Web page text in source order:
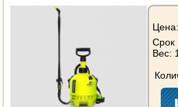
АВТОКЛАВЫ
НАВЕСНОЕ ДЛЯ
СЕПАРАТОРЫ И
Цена:
Срок
Вес: